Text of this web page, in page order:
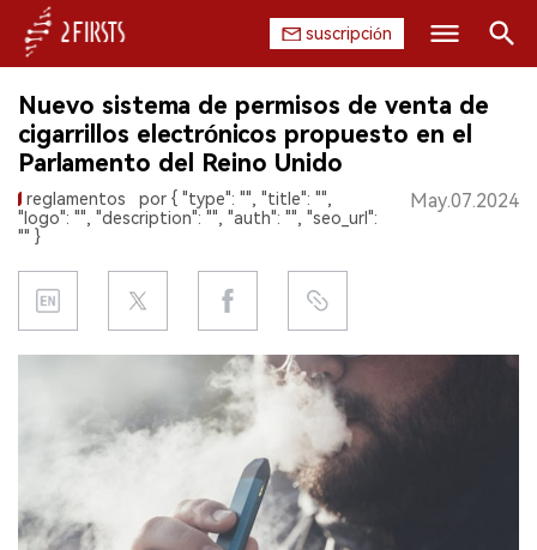
suscripción
INICIO
EMPRESA
PRODUCTO
REGULACIÓN
CHINA
EXPOSICIÓN
ENTREVISTA
Buscar
Nuevo sistema de permisos de venta de
cigarrillos electrónicos propuesto en el
Parlamento del Reino Unido
reglamentos
por { "type": "", "title": "",
"logo": "", "description": "", "auth": "", "seo_url":
"" }
May.07.2024